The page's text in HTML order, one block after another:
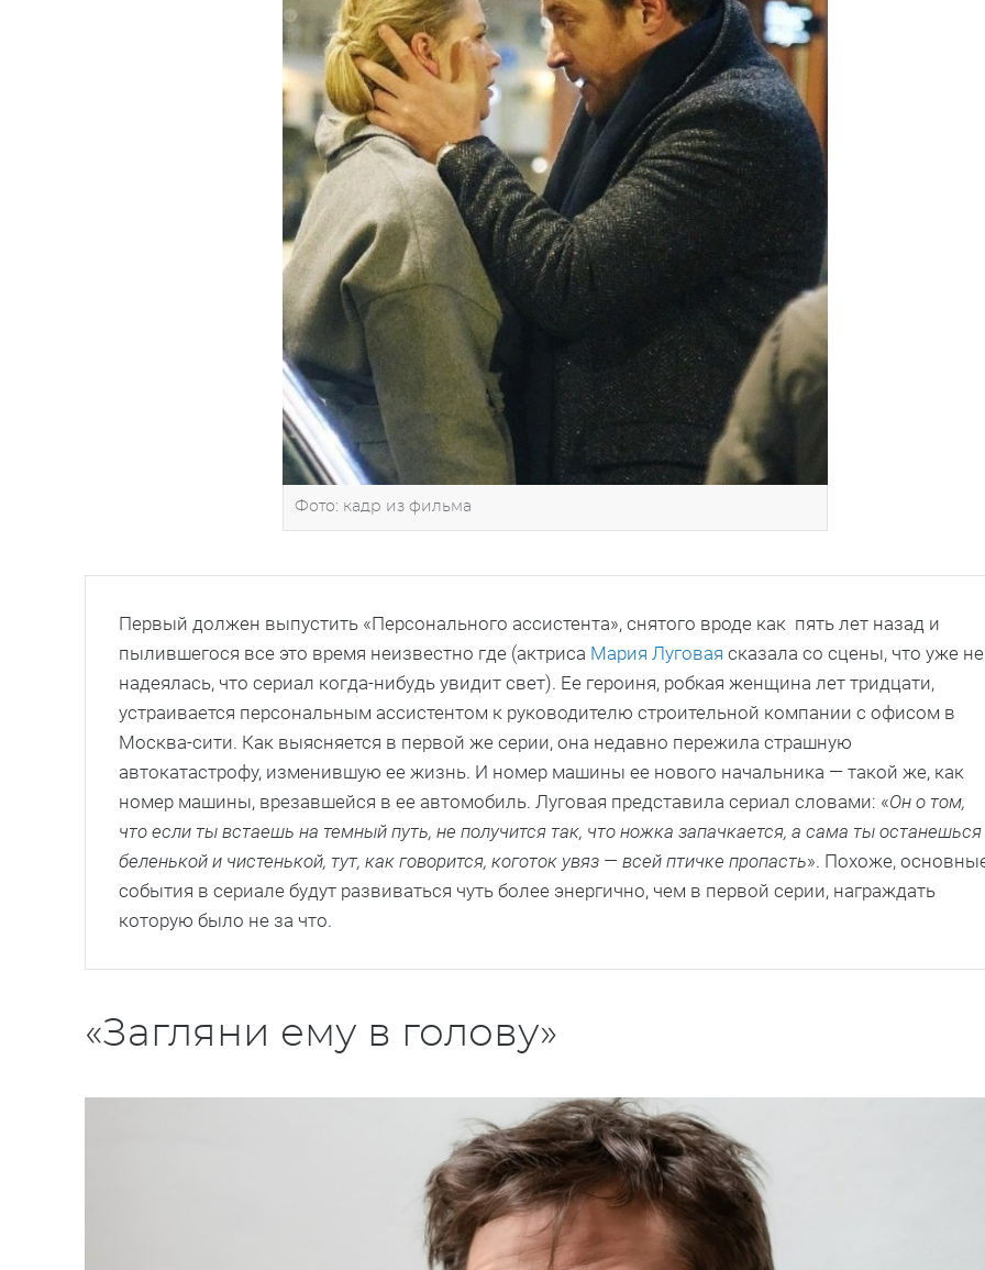
Фото: кадр из фильма
Первый должен выпустить «Персонального ассистента», снятого вроде как пять лет назад и
пылившегося все это время неизвестно где (актриса Мария Луговая сказала со сцены, что уже не
надеялась, что сериал когда-нибудь увидит свет). Ее героиня, робкая женщина лет тридцати,
устраивается персональным ассистентом к руководителю строительной компании с офисом в
Москва-сити. Как выясняется в первой же серии, она недавно пережила страшную
автокатастрофу, изменившую ее жизнь. И номер машины ее нового начальника — такой же, как
номер машины, врезавшейся в ее автомобиль. Луговая представила сериал словами: «Он о том,
что если ты встаешь на темный путь, не получится так, что ножка запачкается, а сама ты останешься
беленькой и чистенькой, тут, как говорится, коготок увяз — всей птичке пропасть». Похоже,
события в сериале будут развиваться чуть более энергично, чем в первой серии, награждать
которую было не за что.
«Загляни ему в голову»